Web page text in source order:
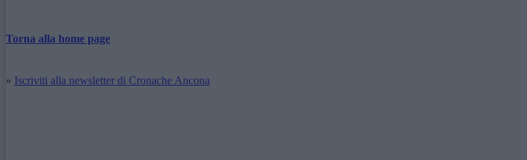
Torna alla home page
» Iscriviti alla newsletter di Cronache Ancona